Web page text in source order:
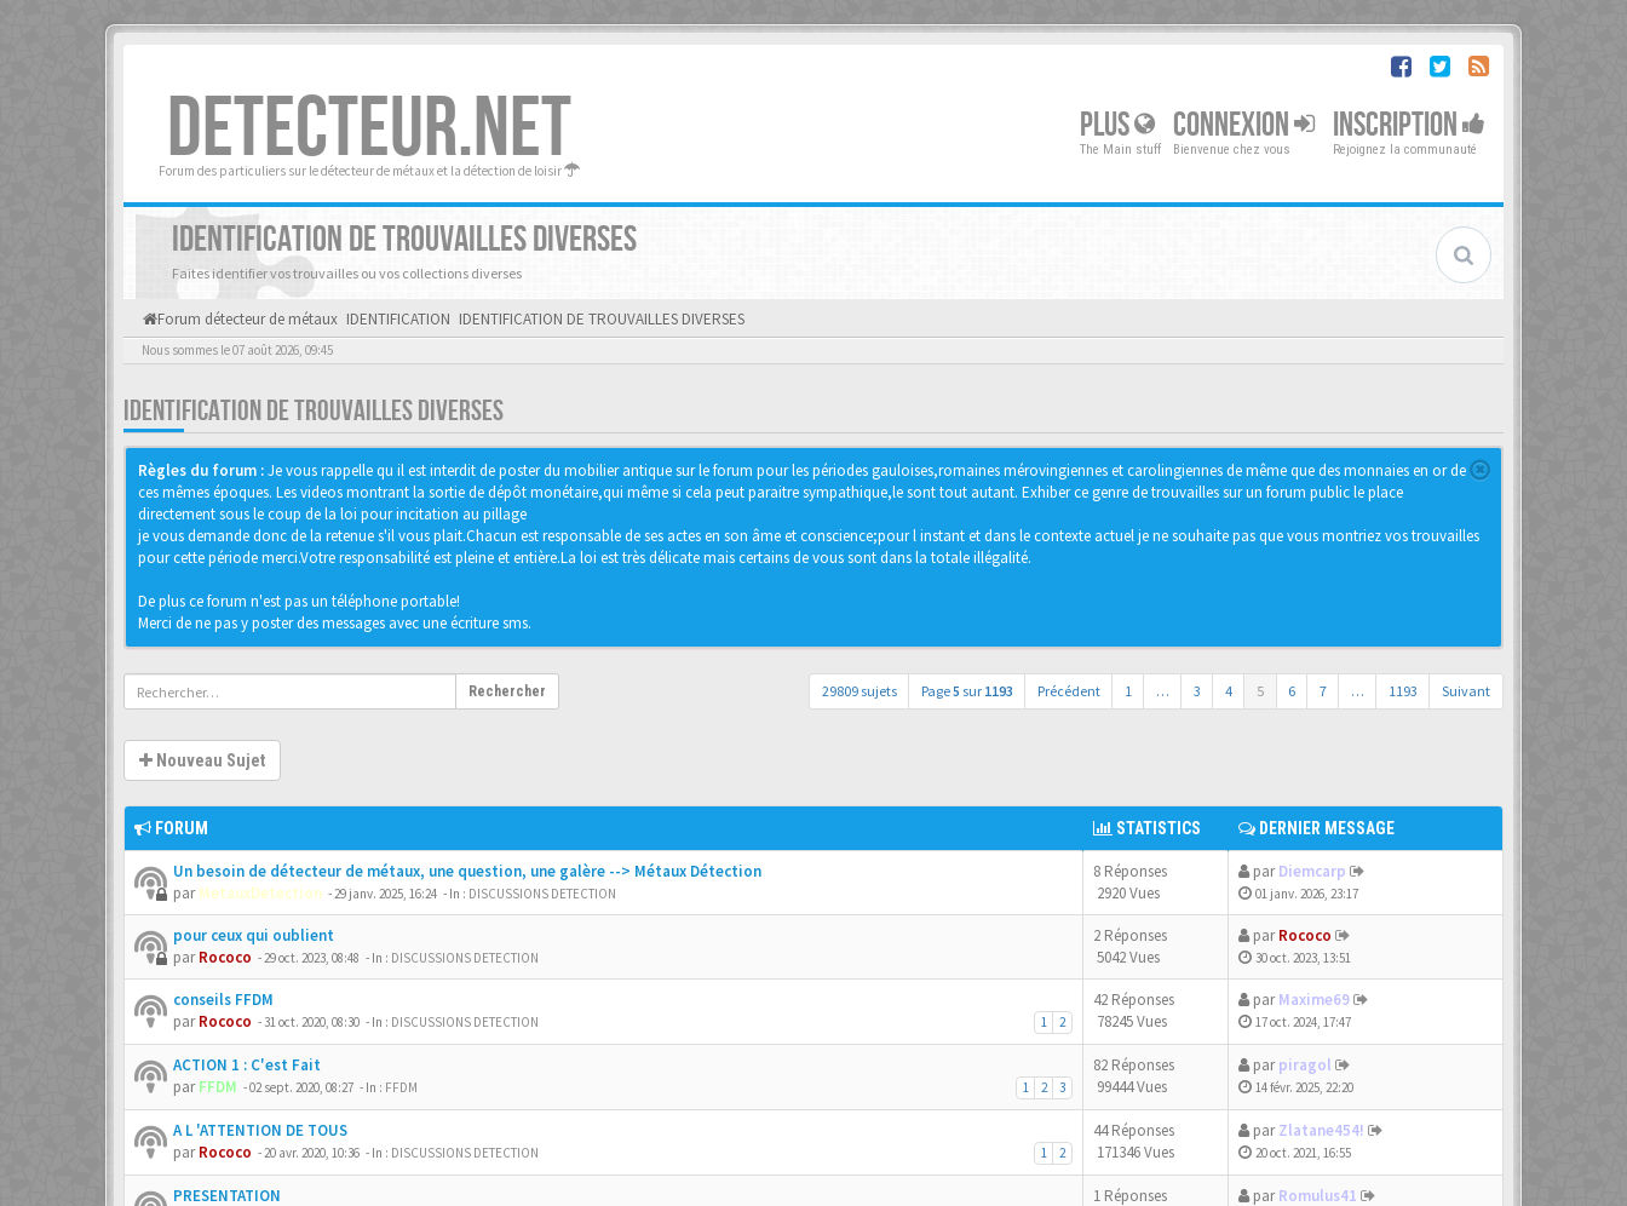
DETECTEUR.NET
Forum des particuliers sur le détecteur de métaux et la détection de loisir
PLUS
The Main stuff
CONNEXION
Bienvenue chez vous
INSCRIPTION
Rejoignez la communauté
IDENTIFICATION DE TROUVAILLES DIVERSES
Faites identifier vos trouvailles ou vos collections diverses
Forum détecteur de métaux IDENTIFICATION IDENTIFICATION DE TROUVAILLES DIVERSES
Nous sommes le 07 août 2026, 09:45
IDENTIFICATION DE TROUVAILLES DIVERSES
Règles du forum :Je vous rappelle qu il est interdit de poster du mobilier antique sur le forum pour les périodes gauloises,romaines mérovingiennes et carolingiennes de même que des monnaies en or de
ces mêmes époques. Les videos montrant la sortie de dépôt monétaire,qui même si cela peut paraitre sympathique,le sont tout autant. Exhiber ce genre de trouvailles sur un forum public le place
directement sous le coup de la loi pour incitation au pillage
je vous demande donc de la retenue s'il vous plait.Chacun est responsable de ses actes en son âme et conscience;pour l instant et dans le contexte actuel je ne souhaite pas que vous montriez vos trouvailles
pour cette période merci.Votre responsabilité est pleine et entière.La loi est très délicate mais certains de vous sont dans la totale illégalité.
De plus ce forum n'est pas un téléphone portable!
Merci de ne pas y poster des messages avec une écriture sms.
Rechercher 29809 sujets Page5 sur 1193 Précédent 1 … 3 4 5 6 7 … 1193 Suivant
Nouveau Sujet
FORUM STATISTICS DERNIER MESSAGE
Un besoin de détecteur de métaux, une question, une galère --> Métaux Détection
parMetauxDetection -29 janv. 2025, 16:24 - In : DISCUSSIONS DETECTION
8 Réponses
2920 Vues
parDiemcarp
01 janv. 2026, 23:17
pour ceux qui oublient
parRococo -29 oct. 2023, 08:48 - In : DISCUSSIONS DETECTION
2 Réponses
5042 Vues
parRococo
30 oct. 2023, 13:51
conseils FFDM
1 2
parRococo -31 oct. 2020, 08:30 - In : DISCUSSIONS DETECTION
42 Réponses
78245 Vues
parMaxime69
17 oct. 2024, 17:47
ACTION 1 : C'est Fait
1 2 3
parFFDM -02 sept. 2020, 08:27 - In : FFDM
82 Réponses
99444 Vues
parpiragol
14 févr. 2025, 22:20
A L 'ATTENTION DE TOUS
1 2
parRococo -20 avr. 2020, 10:36 - In : DISCUSSIONS DETECTION
44 Réponses
171346 Vues
parZlatane454!
20 oct. 2021, 16:55
PRESENTATION
1 Réponses
parRomulus41